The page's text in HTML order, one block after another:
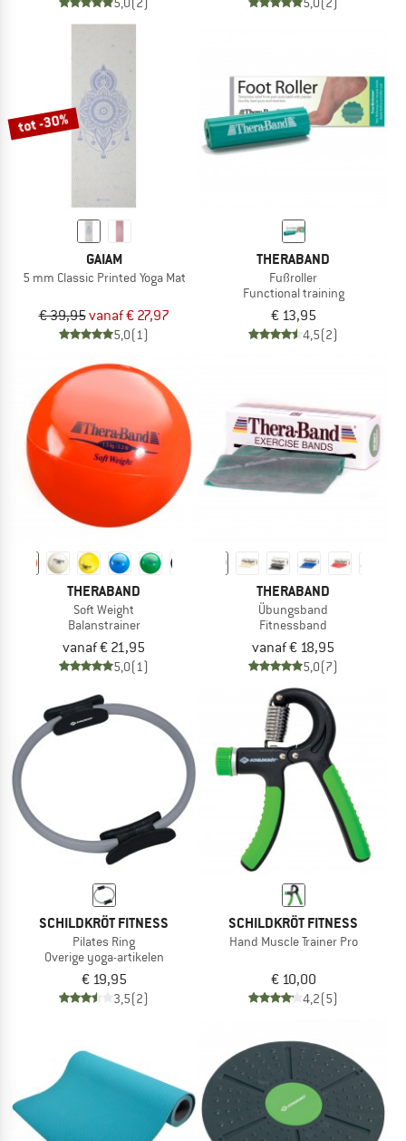
tot -30%
GAIAM
5 mm Classic Printed Yoga Mat
€ 39,95vanaf € 27,97
5,0(1)
THERABAND
Fußroller
Functional training
€ 13,95
4,5(2)
THERABAND
Soft Weight
Balanstrainer
vanaf € 21,95
5,0(1)
THERABAND
Übungsband
Fitnessband
vanaf € 18,95
5,0(7)
SCHILDKRÖT FITNESS
Pilates Ring
Overige yoga-artikelen
€ 19,95
3,5(2)
SCHILDKRÖT FITNESS
Hand Muscle Trainer Pro
€ 10,00
4,2(5)